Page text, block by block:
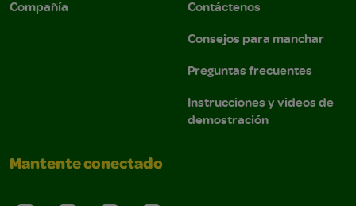
Compañía
Contáctenos
Consejos para manchar
Preguntas frecuentes
Instrucciones y videos de
demostración
Mantente conectado